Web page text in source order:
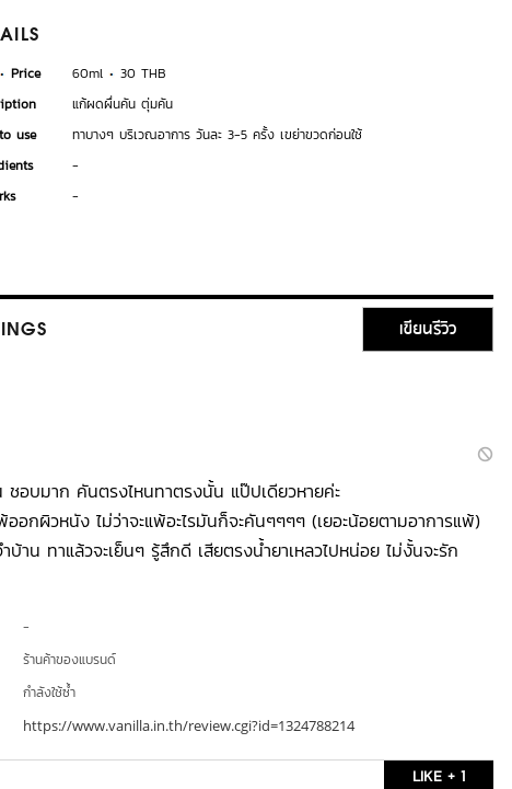
Price 60ml
30 THB
แก้ผดผื่นคัน ตุ่มคัน
use
ทาบางๆ บริเวณอาการ วันละ 3-5 ครั้ง เขย่าขวดก่อนใช้
-
-
เขียนรีวิว
ชอบมาก คันตรงไหนทาตรงนั้น แป๊ปเดียวหายค่ะ
ออกผิวหนัง ไม่ว่าจะแพ้อะไรมันก็จะคันๆๆๆๆ (เยอะน้อยตามอาการแพ้)
บ้าน ทาแล้วจะเย็นๆ รู้สึกดี เสียตรงน้ำยาเหลวไปหน่อย ไม่งั้นจะรัก
-
ร้านค้าของแบรนด์
กำลังใช้ซ้ำ
https://www.vanilla.in.th/review.cgi?id=1324788214
LIKE + 1